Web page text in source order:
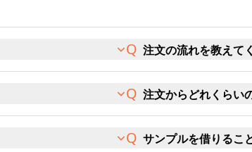
注文の流れを教えて
注文からどれくらい
サンプルを借りるこ